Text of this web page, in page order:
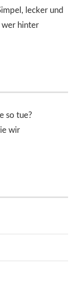
lecker und
wer hinter
so tue?
wir